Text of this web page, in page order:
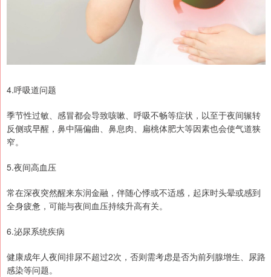
4.呼吸道问题
季节性过敏、感冒都会导致咳嗽、呼吸不畅等症状，以至于夜间辗转
反侧或早醒，鼻中隔偏曲、鼻息肉、扁桃体肥大等因素也会使气道狭
窄。
5.夜间高血压
常在深夜突然醒来东润金融，伴随心悸或不适感，起床时头晕或感到
全身疲惫，可能与夜间血压持续升高有关。
6.泌尿系统疾病
健康成年人夜间排尿不超过2次，否则需考虑是否为前列腺增生、尿路
感染等问题。